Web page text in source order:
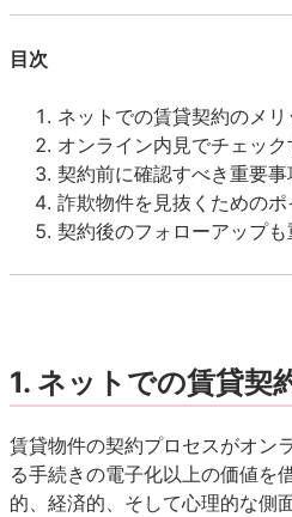
目次
ネットでの賃貸契約のメリ
オンライン内見でチェッ
契約前に確認すべき重要事
詐欺物件を見抜くためのポ
契約後のフォローアップも
1. ネットでの賃貸契
賃貸物件の契約プロセスがオン
る手続きの電子化以上の価値を
的、経済的、そして心理的な側